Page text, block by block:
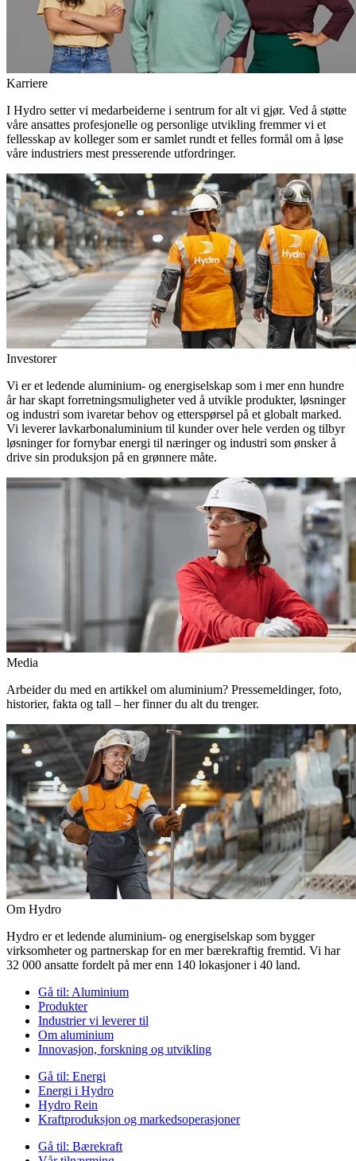
Karriere
I Hydro setter vi medarbeiderne i sentrum for alt vi gjør. Ved å støtte
våre ansattes profesjonelle og personlige utvikling fremmer vi et
fellesskap av kolleger som er samlet rundt et felles formål om å løse
våre industriers mest presserende utfordringer.
Investorer
Vi er et ledende aluminium- og energiselskap som i mer enn hundre
år har skapt forretningsmuligheter ved å utvikle produkter, løsninger
og industri som ivaretar behov og etterspørsel på et globalt marked.
Vi leverer lavkarbonaluminium til kunder over hele verden og tilbyr
løsninger for fornybar energi til næringer og industri som ønsker å
drive sin produksjon på en grønnere måte.
Media
Arbeider du med en artikkel om aluminium? Pressemeldinger, foto,
historier, fakta og tall – her finner du alt du trenger.
Om Hydro
Hydro er et ledende aluminium- og energiselskap som bygger
virksomheter og partnerskap for en mer bærekraftig fremtid. Vi har
32 000 ansatte fordelt på mer enn 140 lokasjoner i 40 land.
Gå til: Aluminium
Produkter
Industrier vi leverer til
Om aluminium
Innovasjon, forskning og utvikling
Gå til: Energi
Energi i Hydro
Hydro Rein
Kraftproduksjon og markedsoperasjoner
Gå til: Bærekraft